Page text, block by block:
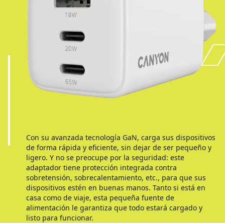
Con su avanzada tecnología GaN, carga sus dispositivos
de forma rápida y eficiente, sin dejar de ser pequeño y
ligero. Y no se preocupe por la seguridad: este
adaptador tiene protección integrada contra
sobretensión, sobrecalentamiento, etc., para que sus
dispositivos estén en buenas manos. Tanto si está en
casa como de viaje, esta pequeña fuente de
alimentación le garantiza que todo estará cargado y
listo para funcionar.